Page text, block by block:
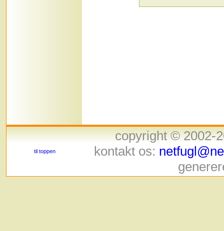
til toppen
copyright © 2002-
kontakt os: